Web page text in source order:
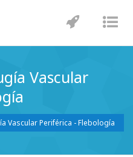
Vascular
Vascular Periférica - Flebología